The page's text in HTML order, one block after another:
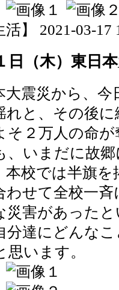
活】 2021-03-17
日（木）東日
震災から、今
と、その後に
そ２万人の命
、いまだに故
校では半旗を
わせて全校一
害があったと
分達にどんな
思います。